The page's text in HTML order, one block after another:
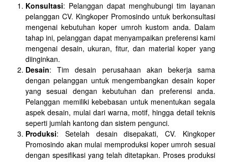
Konsultasi: Pelanggan dapat menghubungi tim layanan
pelanggan CV. Kingkoper Promosindo untuk berkonsultasi
mengenai kebutuhan koper umroh kustom anda. Dalam
tahap ini, pelanggan dapat menyampaikan preferensi kami
mengenai desain, ukuran, fitur, dan material koper yang
diinginkan.
Desain: Tim desain perusahaan akan bekerja sama
dengan pelanggan untuk mengembangkan desain koper
yang sesuai dengan kebutuhan dan preferensi anda.
Pelanggan memiliki kebebasan untuk menentukan segala
aspek desain, mulai dari warna, motif, hingga detail teknis
seperti jumlah kantong dan sistem pengunci.
Produksi: Setelah desain disepakati, CV. Kingkoper
Promosindo akan mulai memproduksi koper umroh sesuai
dengan spesifikasi yang telah ditetapkan. Proses produksi